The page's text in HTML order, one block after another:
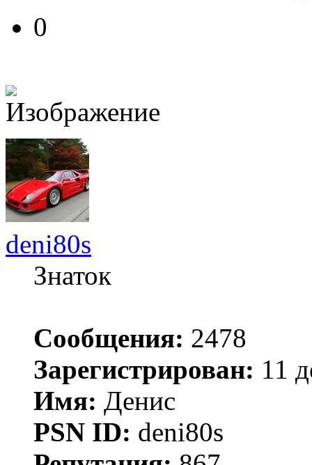
0
deni80s
Знаток
Сообщения: 2478
Зарегистрирован: 11
Имя: Денис
PSN ID: deni80s